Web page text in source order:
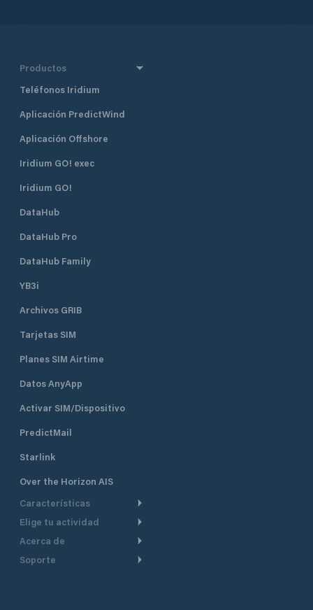
Productos
Teléfonos Iridium
Aplicación PredictWind
Aplicación Offshore
Iridium GO! exec
Iridium GO!
DataHub
DataHub Pro
DataHub Family
YB3i
Archivos GRIB
Tarjetas SIM
Planes SIM Airtime
Datos AnyApp
Activar SIM/Dispositivo
PredictMail
Starlink
Over the Horizon AIS
Características
Ruta Meteorológica
Elige tu actividad
Crucero
Navegación a motor
Acerca de
De un vistazo
Soporte